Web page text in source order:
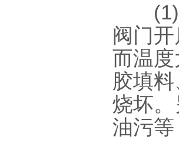
(1)氧
阀门
而温
胶填
烧坏
油污